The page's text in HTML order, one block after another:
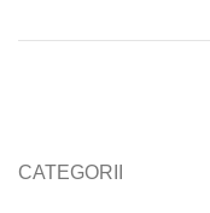
CATEGORII